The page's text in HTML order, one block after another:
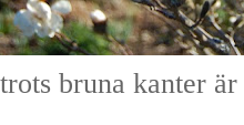
bruna kanter